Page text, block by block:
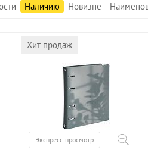
Наличию Новизне
Хит продаж
Экспресс-просмотр